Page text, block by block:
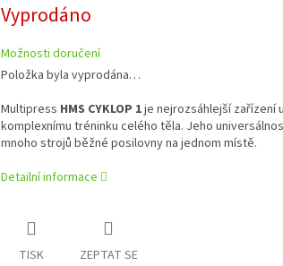
cena:
Vyprodáno
Možnosti doručení
Položka byla vyprodána…
Multipress HMS CYKLOP 1je nejrozsáhlejší zařízení
komplexnímu tréninku celého těla. Jeho
mnoho strojů běžné posilovny na jednom místě.
Detailní informace
TISK ZEPTAT SE